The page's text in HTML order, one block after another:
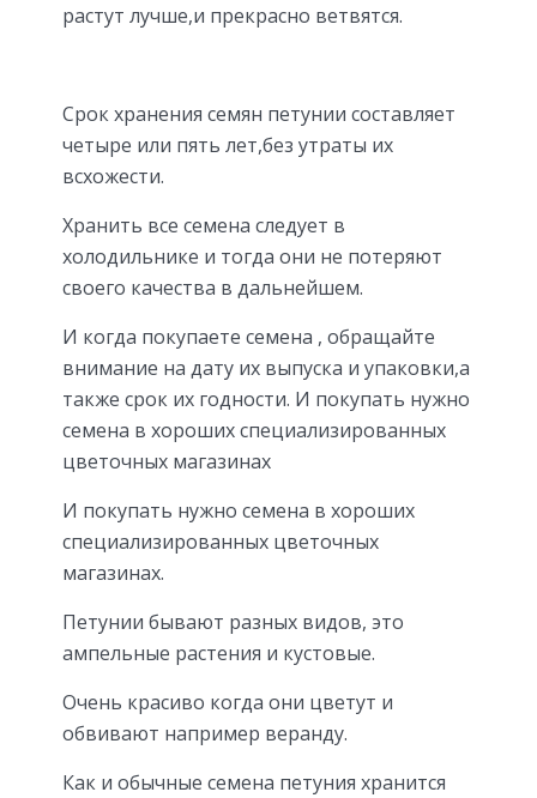
растут лучше,и прекрасно ветвятся.
Срок хранения семян петунии составляет
четыре или пять лет,без утраты их
всхожести.
Хранить все семена следует в
холодильнике и тогда они не потеряют
своего качества в дальнейшем.
И когда покупаете семена , обращайте
внимание на дату их выпуска и упаковки,а
также срок их годности. И покупать нужно
семена в хороших специализированных
цветочных магазинах
И покупать нужно семена в хороших
специализированных цветочных
магазинах.
Петунии бывают разных видов, это
ампельные растения и кустовые.
Очень красиво когда они цветут и
обвивают например веранду.
Как и обычные семена петуния хранится